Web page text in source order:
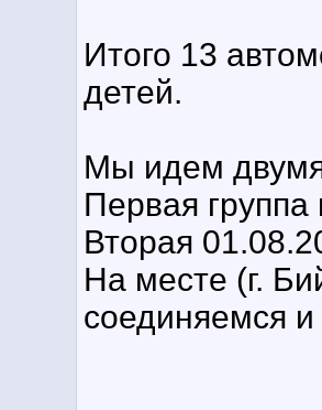
Итого 13
детей.
Мы идем
Первая
Вторая
На месте (г.
соединяемся